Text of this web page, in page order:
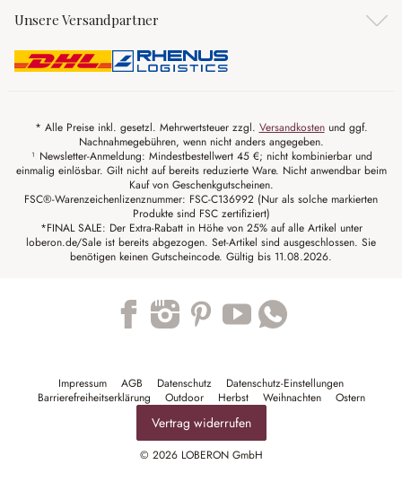
Unsere Versandpartner
* Alle Preise inkl. gesetzl. Mehrwertsteuer zzgl. Versandkostenund ggf.
Nachnahmegebühren, wenn nicht anders angegeben.
¹ Newsletter-Anmeldung: Mindestbestellwert 45 €; nicht kombinierbar und
einmalig einlösbar. Gilt nicht auf bereits reduzierte Ware. Nicht anwendbar beim
Kauf von Geschenkgutscheinen.
FSC®-Warenzeichenlizenznummer: FSC-C136992 (Nur als solche markierten
Produkte sind FSC zertifiziert)
*FINAL SALE: Der Extra-Rabatt in Höhe von 25% auf alle Artikel unter
loberon.de/Sale ist bereits abgezogen. Set-Artikel sind ausgeschlossen. Sie
benötigen keinen Gutscheincode. Gültig bis 11.08.2026.
Impressum AGB Datenschutz
Datenschutz-Einstellungen
Barrierefreiheitserklärung
Outdoor Herbst Weihnachten Ostern
Vertrag widerrufen
© 2026 LOBERON GmbH